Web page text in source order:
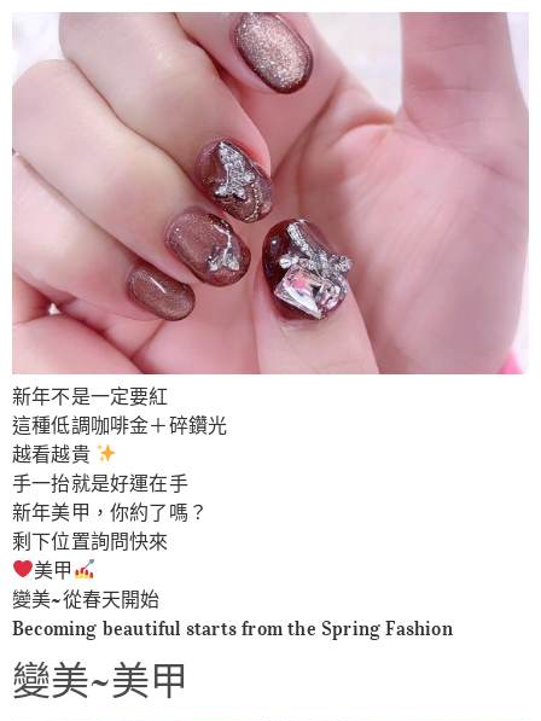
新年不是一定要紅
這種低調咖啡金＋碎鑽光
越看越貴
手一抬就是好運在手
新年美甲，你約了嗎？
剩下位置詢問快來
美甲
變美~從春天開始
Becoming beautiful starts from the Spring Fashion
變美~美甲